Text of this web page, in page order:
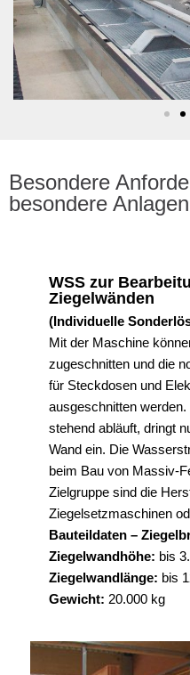
Besondere
besondere
WSS zur
Ziegelwänden
(Individuelle
Mit der Maschine
zugeschnitten und die
für Steckdosen und
ausgeschnitten
stehend abläuft, dringt
Wand ein. Die
beim Bau von Massiv-
Zielgruppe sind die
Ziegelsetzmaschinen
Bauteildaten –
Ziegelwandhöhe: bis
Ziegelwandlänge: bis
Gewicht: 20.000 kg